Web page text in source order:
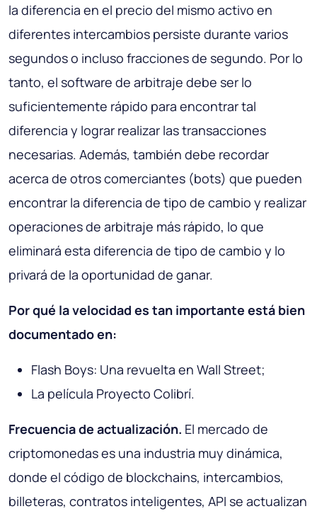
la diferencia en el precio del mismo activo en
diferentes intercambios persiste durante varios
segundos o incluso fracciones de segundo. Por lo
tanto, el software de arbitraje debe ser lo
suficientemente rápido para encontrar tal
diferencia y lograr realizar las transacciones
necesarias. Además, también debe recordar
acerca de otros comerciantes (bots) que pueden
encontrar la diferencia de tipo de cambio y realizar
operaciones de arbitraje más rápido, lo que
eliminará esta diferencia de tipo de cambio y lo
privará de la oportunidad de ganar.
Por qué la velocidad es tan importante está bien
documentado en:
Flash Boys: Una revuelta en Wall Street;
La película Proyecto Colibrí.
Frecuencia de actualización. El mercado de
criptomonedas es una industria muy dinámica,
donde el código de blockchains, intercambios,
billeteras, contratos inteligentes, API se actualizan